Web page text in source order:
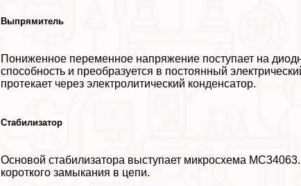
Выпрямитель
Пониженное переменное напряжение поступает на
способность и преобразуется в постоянный
протекает через электролитический конденсатор.
Стабилизатор
Основой стабилизатора выступает микросхема
короткого замыкания в цепи.